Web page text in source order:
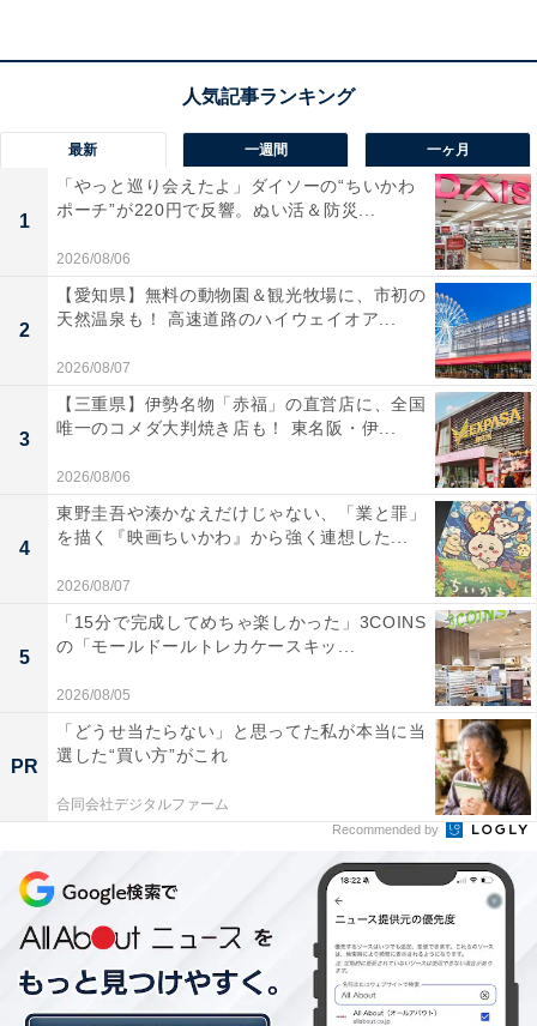
式で、メニューも豊富でした」という声があがっていま
す。プライベートな空間で温泉を堪能したい人や、好み
に合わせて食事を選びたい人におすすめ of 宿です。
【栃木県の人気ホテル】「新那須高原温泉 こ
ころのおやど 自在荘」は自然に囲まれた温泉
と創作和会席料理を堪能できる宿
楽天トラベルの「クーポン祭」とは？
では、定期的に「クーポン祭」を開催。人
気の宿やホテルを対象に、宿泊予約で使えるお得な割引
クーポンを配布します。
クーポンは、国内宿泊や海外ツアー、レンタカーなど、
さまざまな旅行商品で利用可能。複数のクーポンを組み
最新 一週間 一ヶ月
1
「やっと巡り会えたよ」ダイソーの“ちいかわ
ポーチ”が220円で反響。ぬい活＆防災...
2026/08/06
2
【愛知県】無料の動物園＆観光牧場に、市初の
天然温泉も！ 高速道路のハイウェイオア...
2026/08/07
3
【三重県】伊勢名物「赤福」の直営店に、全国
唯一のコメダ大判焼き店も！ 東名阪・伊...
2026/08/06
4
東野圭吾や湊かなえだけじゃない、「業と罪」
を描く『映画ちいかわ』から強く連想した...
2026/08/07
5
「15分で完成してめちゃ楽しかった」3COINS
の「モールドールトレカケースキッ...
2026/08/05
PR
「どうせ当たらない」と思ってた私が本当に当
選した“買い方”がこれ
合同会社デジタルファーム
Recommended by